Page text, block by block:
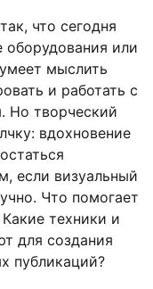
что сегодня
оборудования или
мыслить
и работать с
Но творческий
вдохновение
если визуальный
Что помогает
техники и
для создания
публикаций?